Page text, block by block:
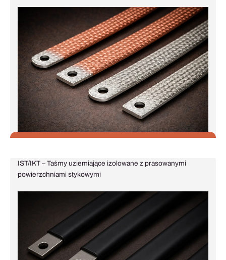
IST/IKT – Taśmy uziemiające izolowane z prasowanymi
powierzchniami stykowymi